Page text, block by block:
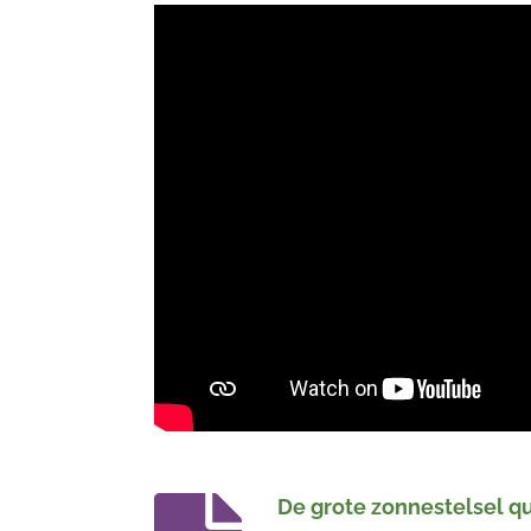
De grote zonnestelsel